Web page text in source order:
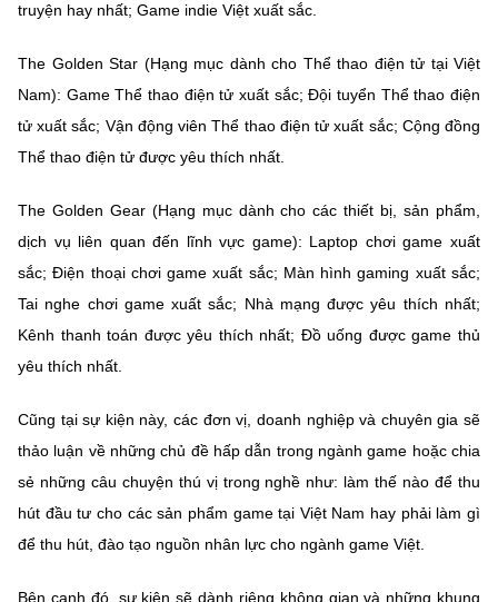
truyện hay nhất; Game indie Việt xuất sắc.
The Golden Star (Hạng mục dành cho Thể thao điện tử tại Việt
Nam): Game Thể thao điện tử xuất sắc; Đội tuyển Thể thao điện
tử xuất sắc; Vận động viên Thể thao điện tử xuất sắc; Cộng đồng
Thể thao điện tử được yêu thích nhất.
The Golden Gear (Hạng mục dành cho các thiết bị, sản phẩm,
dịch vụ liên quan đến lĩnh vực game): Laptop chơi game xuất
sắc; Điện thoại chơi game xuất sắc; Màn hình gaming xuất sắc;
Tai nghe chơi game xuất sắc; Nhà mạng được yêu thích nhất;
Kênh thanh toán được yêu thích nhất; Đồ uống được game thủ
yêu thích nhất.
Cũng tại sự kiện này, các đơn vị, doanh nghiệp và chuyên gia sẽ
thảo luận về những chủ đề hấp dẫn trong ngành game hoặc chia
sẻ những câu chuyện thú vị trong nghề như: làm thế nào để thu
hút đầu tư cho các sản phẩm game tại Việt Nam hay phải làm gì
để thu hút, đào tạo nguồn nhân lực cho ngành game Việt.
Bên cạnh đó, sự kiện sẽ dành riêng không gian và những khung